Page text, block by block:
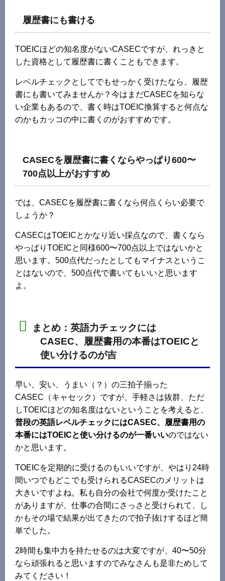
履歴書にも書ける
TOEICほどの知名度がないCASECですが、れっきと
した資格として履歴書に書くこともできます。
レベルチェックとしてでもせっかく受けたなら、履歴
書にも書いてみませんか？今はまだCASECを知らな
い企業もあるので、書く時はTOEIC換算すると何点な
のかもカッコの中に書くのがおすすめです。
CASECを履歴書に書くならやっぱり600〜
700点以上がおすすめ
では、CASECを履歴書に書くなら何点くらい必要で
しょうか？
CASECはTOEICとかなり近い採点なので、書くなら
やっぱりTOEICと同様600〜700点以上ではないかと
思います。500点代だったとしてもマイナスというこ
とはないので、500点代で書いてもいいと思います
よ。
まとめ：英語力チェックには
CASEC、履歴書用の本番はTOEICと
使い分けるのが吉
早い、安い、うまい（？）の三拍子揃った
CASEC（キャセック）ですが、手軽さは抜群、ただ
しTOEICほどの知名度はないということを考えると、
普段の英語レベルチェックにはCASEC、履歴書用の
本番にはTOEICと使い分けるのが一番いいのではない
かと思います。
TOEICを定期的に受けるのもいいですが、やはり24時
間いつでもどこでも受けられるCASECのメリットは
大きいですよね。私も自分の会社で何度か受けたこと
がありますが、仕事の合間にさっさと受けられて、し
かもその場で結果が出てきたので拍子抜けするほど簡
単でした。
2時間も集中力を持たせるのは大変ですが、40〜50分
なら頑張れると思いますのでみなさんも是非ためして
みてください！